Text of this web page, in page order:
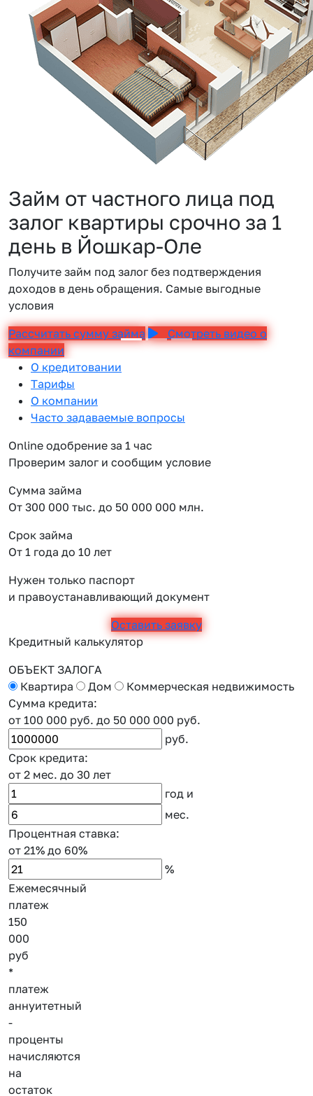
Займ от частного лица под
залог квартиры срочно за 1
день в Йошкар-Оле
Получите займ под залог без подтверждения
доходов в день обращения. Самые выгодные
условия
Рассчитать сумму займа
Смотреть видео о
компании
О кредитовании
Тарифы
О компании
Часто задаваемые вопросы
Online одобрение за 1 час
Проверим залог и сообщим условие
Сумма займа
От 300 000 тыс. до 50 000 000 млн.
Срок займа
От 1 года до 10 лет
Нужен только паспорт
и правоустанавливающий документ
Оставить заявку
Кредитный калькулятор
ОБЪЕКТ ЗАЛОГА
Квартира
Дом
Коммерческая недвижимость
Сумма кредита:
от 100 000 руб. до 50 000 000 руб.
руб.
Срок кредита:
от 2 мес. до 30 лет
год и
мес.
Процентная ставка:
от 21% до 60%
%
Ежемесячный
платеж
150
000
руб
*
платеж
аннуитетный
-
проценты
начисляются
на
остаток